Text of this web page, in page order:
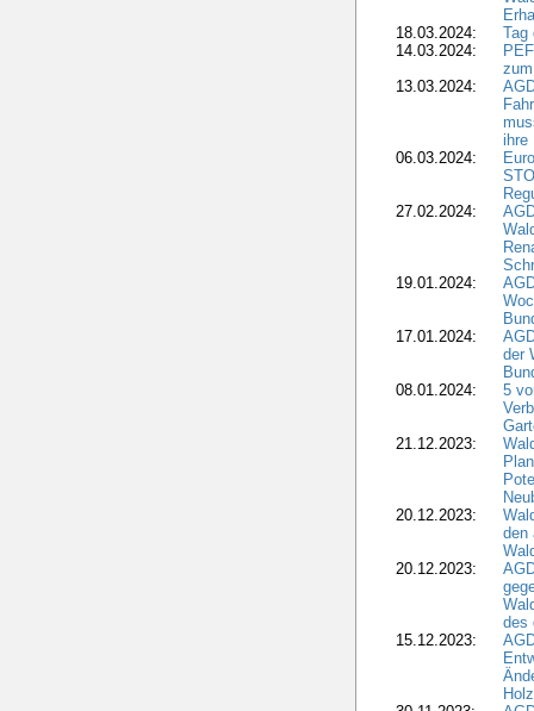
18.03.2024:
Tag
14.03.2024:
13.03.2024:
ihre
06.03.2024:
27.02.2024:
19.01.2024:
17.01.2024:
der
08.01.2024:
5
21.12.2023:
20.12.2023:
den
20.12.2023:
des
15.12.2023: